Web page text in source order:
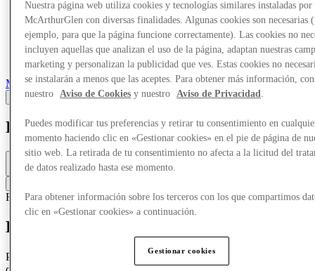
Marcas
Puma
Abierto mañana
10a. m. - 8p. m.
RopaCalzadoRopa deportiva
Descubre PUMA
PUMA es una de las marcas deportivas líderes del mundo,
Nuestra página web utiliza cookies y tecnologías similares instaladas por
McArthurGlen con diversas finalidades. Algunas cookies son necesarias
ejemplo, para que la página funcione correctamente). Las cookies no
incluyen aquellas que analizan el uso de la página, adaptan nuestras
marketing y personalizan la publicidad que ves. Estas cookies no
se instalarán a menos que las aceptes. Para obtener más información,
nuestro
Aviso de Cookies y nuestro Aviso de Privacidad.
Puedes modificar tus preferencias y retirar tu consentimiento en
momento haciendo clic en «Gestionar cookies» en el pie de página de
sitio web. La retirada de tu consentimiento no afecta a la licitud del
de datos realizado hasta ese momento.
Para obtener información sobre los terceros con los que compartimos
clic en «Gestionar cookies» a continuación.
Gestionar cookies